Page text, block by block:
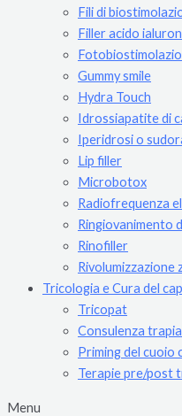
Fili di
Filler acido
Gummy smile
Hydra Touch
Idrossiapatite di
Iperidrosi o
Lip filler
Microbotox
Radiofrequenza
Ringiovanimento
Rinofiller
Rivolumizzazione
Tricologia e Cura del
Tricopat
Consulenza
Priming del cuoio
Terapie pre/post
Menu